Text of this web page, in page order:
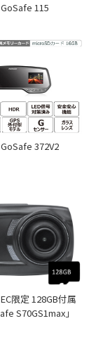
へ取り付けて
す）
ーにはさみこ
用フレームの
ーのサイズに
ます。
ーソケット
GoSafe 115
372V2
限定 128GB付属
S70GS1max」